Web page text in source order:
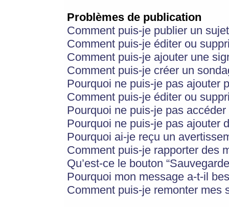
Problèmes de publication
Comment puis-je publier un
Comment puis-je éditer ou
Comment puis-je ajouter une
Comment puis-je créer un
Pourquoi ne puis-je pas ajouter
Comment puis-je éditer ou
Pourquoi ne puis-je pas
Pourquoi ne puis-je pas ajouter
Pourquoi ai-je reçu un
Comment puis-je rapporter des
Qu’est-ce le bouton
Pourquoi mon message a-t-il
Comment puis-je remonter mes